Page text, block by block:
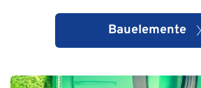
Bauelemente